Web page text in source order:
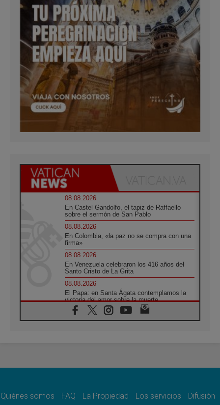
08.08.2026
En Castel Gandolfo, el tapiz de Raffaello
sobre el sermón de San Pablo
08.08.2026
En Colombia, «la paz no se compra con una
firma»
08.08.2026
En Venezuela celebraron los 416 años del
Santo Cristo de La Grita
08.08.2026
El Papa: en Santa Ágata contemplamos la
victoria del amor sobre la muerte
08.08.2026
León XIV visitará el Santuario de la Madre
07.08.2026
07.08.2026
Quiénes somos FAQ La Propiedad Los servicios Difusión